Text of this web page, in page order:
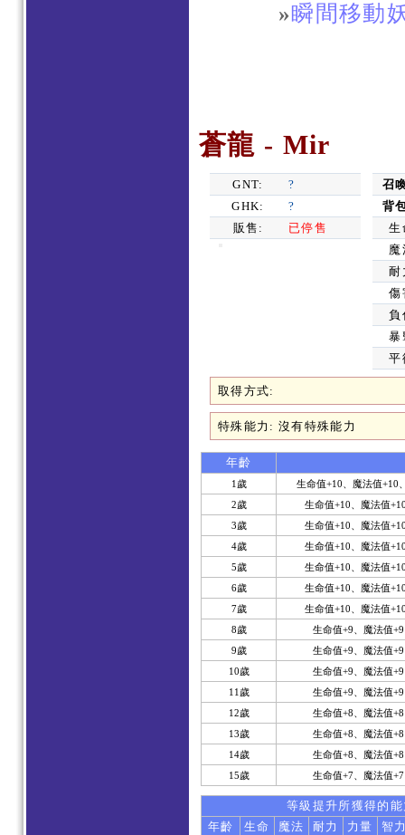
»瞬間移動
蒼龍 - Mir
GNT:
?
GHK:
?
販售:
已停售
召
背
生
魔
耐
傷
負
暴
平
取得方式:
特殊能力: 沒有特殊能力
年齡
1歲
生命值+10、魔法值+10
2歲
生命值+10、魔法值
3歲
生命值+10、魔法值
4歲
生命值+10、魔法值
5歲
生命值+10、魔法值
6歲
生命值+10、魔法值
7歲
生命值+10、魔法值
8歲
生命值+9、魔法值
9歲
生命值+9、魔法值
10歲
生命值+9、魔法值
11歲
生命值+9、魔法值
12歲
生命值+8、魔法值
13歲
生命值+8、魔法值
14歲
生命值+8、魔法值
15歲
生命值+7、魔法值
等級提升所獲得的
年齡
生命 魔法 耐力 力量 智